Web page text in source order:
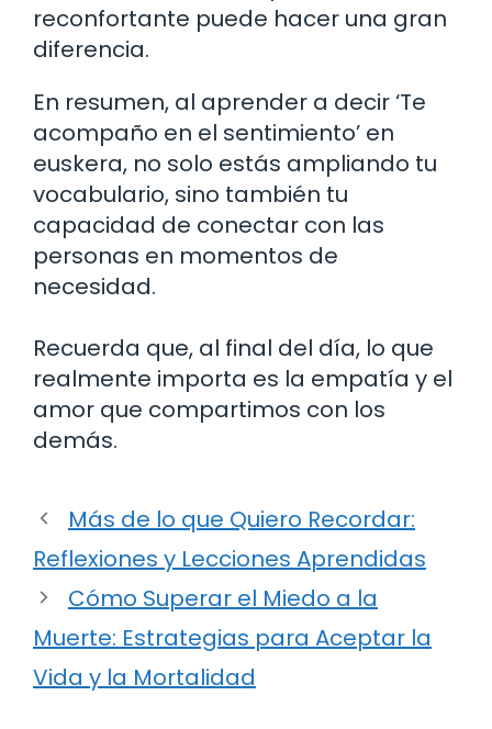
reconfortante puede hacer una gran
diferencia.
En resumen, al aprender a decir ‘Te
acompaño en el sentimiento’ en
euskera, no solo estás ampliando tu
vocabulario, sino también tu
capacidad de conectar con las
personas en momentos de
necesidad.
Recuerda que, al final del día, lo que
realmente importa es la empatía y el
amor que compartimos con los
demás.
Más de lo que Quiero Recordar:
Reflexiones y Lecciones Aprendidas
Cómo Superar el Miedo a la
Muerte: Estrategias para Aceptar la
Vida y la Mortalidad